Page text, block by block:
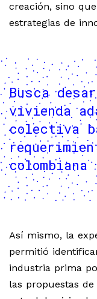
creación, sino
estrategias de
Busca
vivienda
colectiva
colombiana
Así mismo, la
permitió
industria prima
las propuestas